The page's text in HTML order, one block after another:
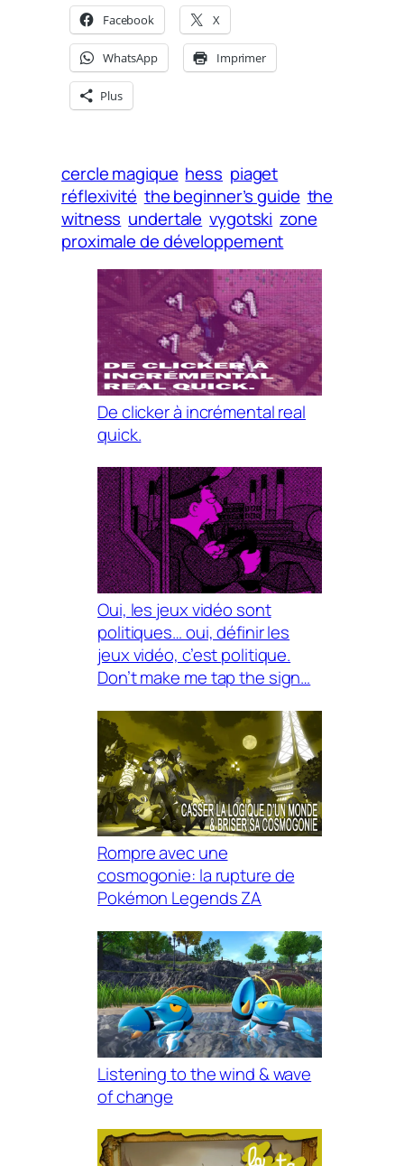
Facebook X
WhatsApp Imprimer
Plus
cercle magique hess piaget
réflexivité the beginner’s guide the
witness undertale vygotski zone
proximale de développement
De clicker à incrémental real
quick.
Oui, les jeux vidéo sont
politiques… oui, définir les
jeux vidéo, c’est politique.
Don’t make me tap the sign…
Rompre avec une
cosmogonie: la rupture de
Pokémon Legends ZA
Listening to the wind & wave
of change